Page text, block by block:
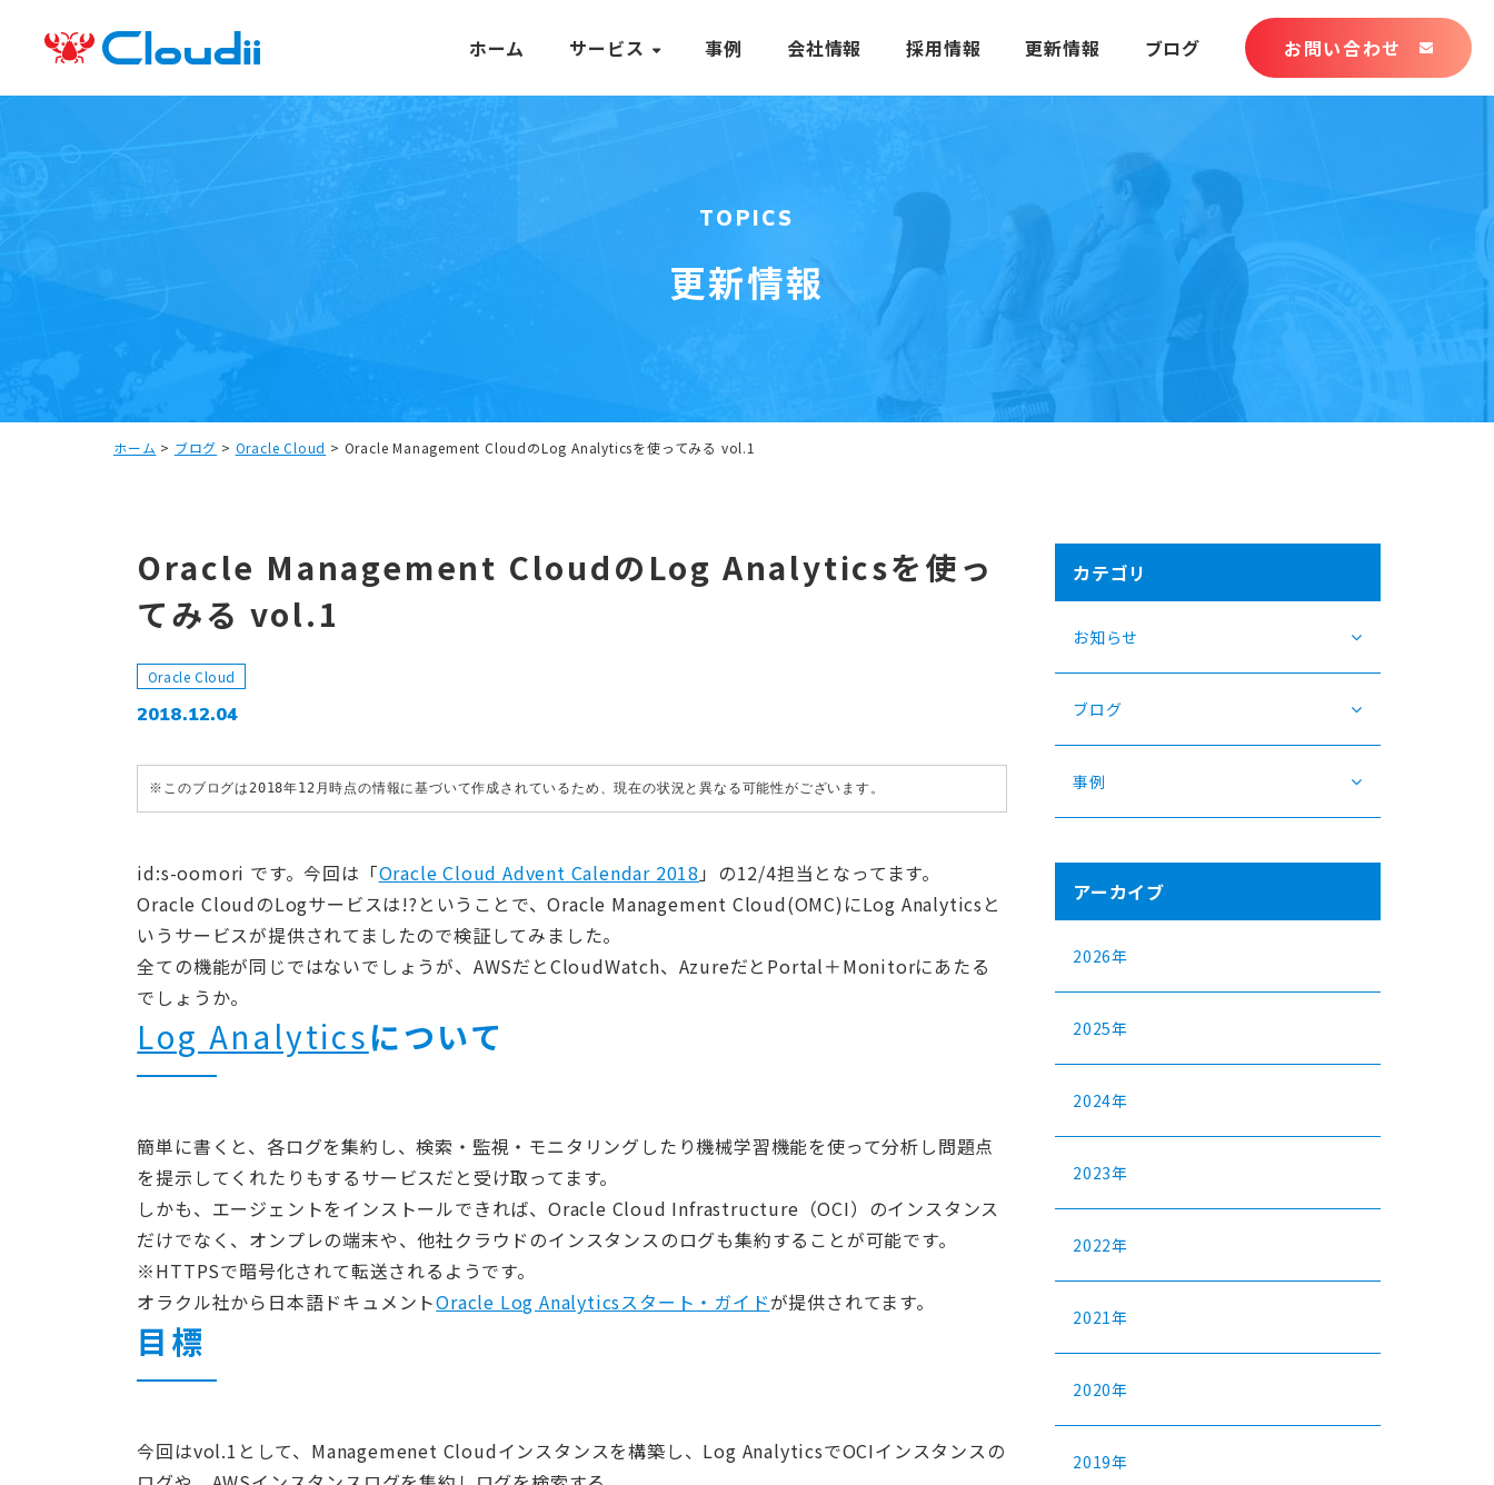
ホーム サービス 事例 会社情報 採用情報 更新情報 ブログ お問い合わせ
TOPICS
更新情報
ホーム > ブログ > Oracle Cloud > Oracle Management CloudのLog Analyticsを使ってみる vol.1
Oracle Management CloudのLog Analyticsを使っ
てみる vol.1
Oracle Cloud
2018.12.04
※このブログは2018年12月時点の情報に基づいて作成されているため、現在の状況と異なる可能性がございます。
id:s-oomori です。今回は「Oracle Cloud Advent Calendar 2018 」の12/4担当となってます。
Oracle CloudのLogサービスは!?ということで、Oracle Management Cloud(OMC)にLog Analyticsと
いうサービスが提供されてましたので検証してみました。
全ての機能が同じではないでしょうが、AWSだとCloudWatch、AzureだとPortal＋Monitorにあたる
でしょうか。
Log Analyticsについて
簡単に書くと、各ログを集約し、検索・監視・モニタリングしたり機械学習機能を使って分析し問題点
を提示してくれたりもするサービスだと受け取ってます。
しかも、エージェントをインストールできれば、Oracle Cloud Infrastructure（OCI）のインスタンス
だけでなく、オンプレの端末や、他社クラウドのインスタンスのログも集約することが可能です。
※HTTPSで暗号化されて転送されるようです。
オラクル社から日本語ドキュメントOracle Log Analyticsスタート・ガイドが提供されてます。
目標
今回はvol.1として、Managemenet Cloudインスタンスを構築し、Log AnalyticsでOCIインスタンスの
カテゴリ
お知らせ
ブログ
事例
アーカイブ
2026年
2025年
2024年
2023年
2022年
2021年
2020年
2019年